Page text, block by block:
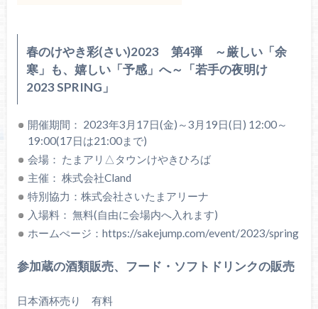
春のけやき彩(さい)2023 第4弾 ～厳しい「余
寒」も、嬉しい「予感」へ～「若手の夜明け
2023 SPRING」
開催期間： 2023年3月17日(金)～3月19日(日) 12:00～
19:00(17日は21:00まで)
会場： たまアリ△タウンけやきひろば
主催： 株式会社Cland
特別協力：株式会社さいたまアリーナ
入場料： 無料(自由に会場内へ入れます)
ホームぺージ：https://sakejump.com/event/2023/spring
参加蔵の酒類販売、フード・ソフトドリンクの販売
日本酒杯売り 有料